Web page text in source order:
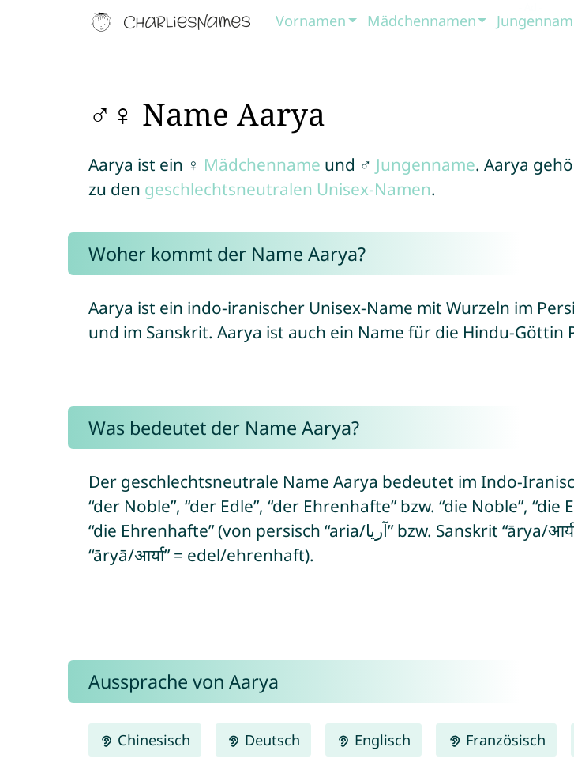
Vornamen Mädchennamen
♂♀ Name Aarya
Aarya ist ein ♀ Mädchenname und ♂ Jungenname. Aarya
zu den geschlechtsneutralen Unisex-Namen.
Woher kommt der Name Aarya?
Aarya ist ein indo-iranischer Unisex-Name mit Wurzeln im
und im Sanskrit. Aarya ist auch ein Name für die Hindu-Göttin
Was bedeutet der Name Aarya?
Der geschlechtsneutrale Name Aarya bedeutet im Indo-
“der Noble”, “der Edle”, “der Ehrenhafte” bzw. “die Noble”, “die
“die Ehrenhafte” (von persisch “aria/آریا” bzw. Sanskrit “ārya/आर्य” und
“āryā/आर्या” = edel/ehrenhaft).
Aussprache von Aarya
Chinesisch Deutsch Englisch Französisch